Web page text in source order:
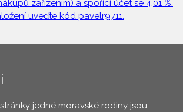
zařízením) a spořící účet se 4,01 %.
uveďte kód pavelr9711.
jedné moravské rodiny jsou